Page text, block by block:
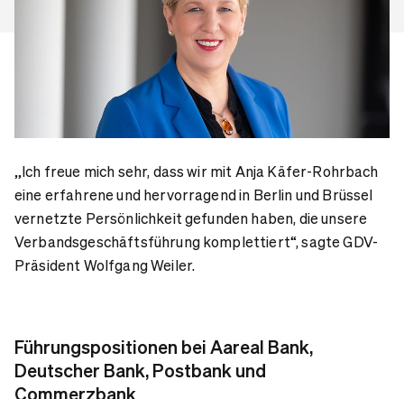
„Ich freue mich sehr, dass wir mit Anja Käfer-Rohrbach
eine erfahrene und hervorragend in Berlin und Brüssel
vernetzte Persönlichkeit gefunden haben, die unsere
Verbandsgeschäftsführung komplettiert“, sagte GDV-
Präsident Wolfgang Weiler.
Führungspositionen bei Aareal Bank,
Deutscher Bank, Postbank und
Commerzbank